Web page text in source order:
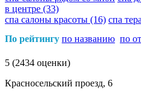
в центре (33)
спа салоны красоты (16) спа
По рейтингу по названию по
5 (2434 оценки)
Красносельский проезд, 6